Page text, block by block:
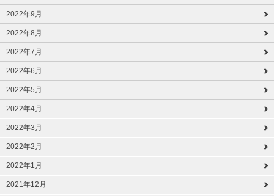
2022年9月
2022年8月
2022年7月
2022年6月
2022年5月
2022年4月
2022年3月
2022年2月
2022年1月
2021年12月